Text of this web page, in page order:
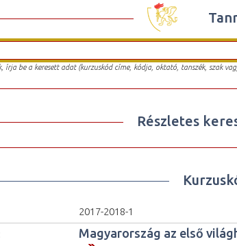
írja be a keresett adat (kurzuskód címe, kódja, oktató, tanszék, szak
Részletes
2017-2018-1
Magyarország az első